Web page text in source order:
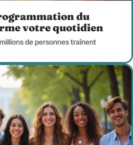
du
votre quotidien
de personnes traînent